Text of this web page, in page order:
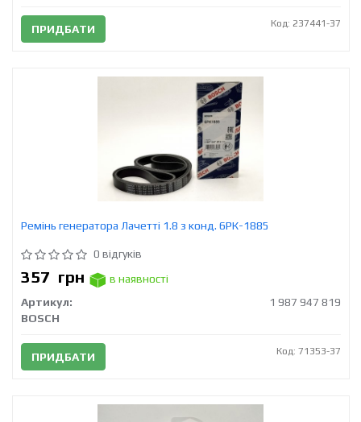
ПРИДБАТИ Код: 237441-37
Ремінь генератора Лачетті 1.8 з конд. 6РК-1885
0 відгуків
357 грн
в наявності
Артикул:
1 987 947 819
BOSCH
ПРИДБАТИ Код: 71353-37